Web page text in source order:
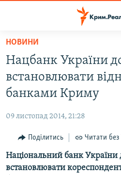
Перейти
основного
матеріалу
Перейти
до
основної
Перейти
пошуку
НОВИНИ
ВОДА.КРИМ
ВІДЕО ТА ФОТО
БЛОГИ
ПОГЛЯД
ІНТЕРВ'Ю
НОВИНИ
Нацбанк України
встановлювати
банками Криму
09 листопад 2014, 21:28
Поділитись Читати без
Національний банк України
встановлювати